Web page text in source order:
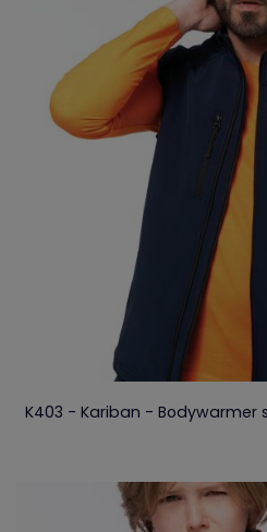
K403 - Kariban - Bodywarmer